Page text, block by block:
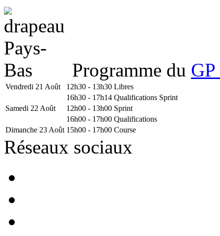
Programme du
Vendredi 21 Août 12h30 - 13h30 Libres
16h30 - 17h14 Qualifications Sprint
Samedi 22 Août
12h00 - 13h00 Sprint
16h00 - 17h00 Qualifications
Dimanche 23 Août 15h00 - 17h00 Course
Réseaux sociaux